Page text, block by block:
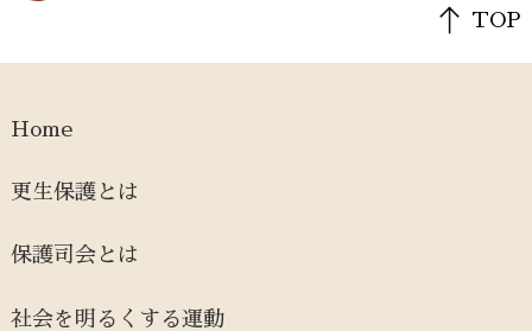
TOP
Home
更生保護とは
保護司会とは
社会を明るくする運動